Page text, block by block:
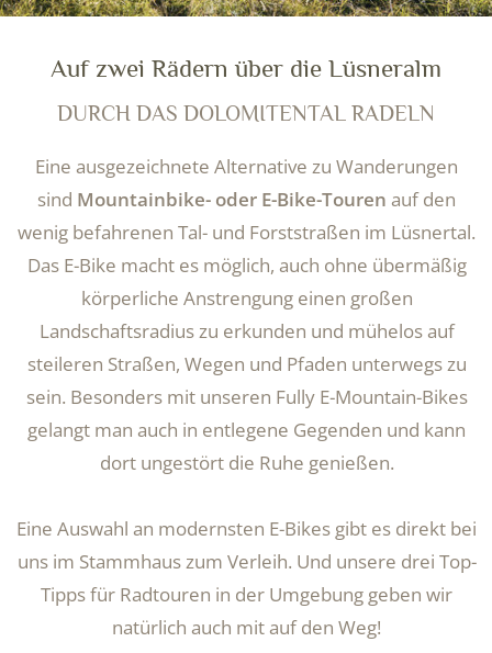
Auf zwei Rädern über die Lüsneralm
DURCH DAS DOLOMITENTAL RADELN
Eine ausgezeichnete Alternative zu Wanderungen
sind Mountainbike- oder E-Bike-Touren auf den
wenig befahrenen Tal- und Forststraßen im Lüsnertal.
Das E-Bike macht es möglich, auch ohne übermäßig
körperliche Anstrengung einen großen
Landschaftsradius zu erkunden und mühelos auf
steileren Straßen, Wegen und Pfaden unterwegs zu
sein. Besonders mit unseren Fully E-Mountain-Bikes
gelangt man auch in entlegene Gegenden und kann
dort ungestört die Ruhe genießen.
Eine Auswahl an modernsten E-Bikes gibt es direkt bei
uns im Stammhaus zum Verleih. Und unsere drei Top-
Tipps für Radtouren in der Umgebung geben wir
natürlich auch mit auf den Weg!